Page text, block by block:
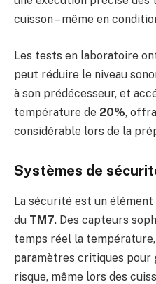
cuisson – même en
Les tests en laboratoire
peut réduire le niveau
à son prédécesseur, et
température de 20%,
considérable lors de la
Systèmes de
La sécurité est un
du TM7. Des capteurs
temps réel la température,
paramètres critiques pour
risque, même lors des